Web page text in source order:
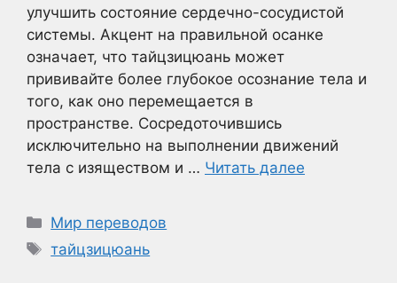
улучшить состояние сердечно-сосудистой
системы. Акцент на правильной осанке
означает, что тайцзицюань может
прививайте более глубокое осознание тела и
того, как оно перемещается в
пространстве. Сосредоточившись
исключительно на выполнении движений
тела с изяществом и … Читать далее
Рубрики
Мир переводов
Метки
тайцзицюань